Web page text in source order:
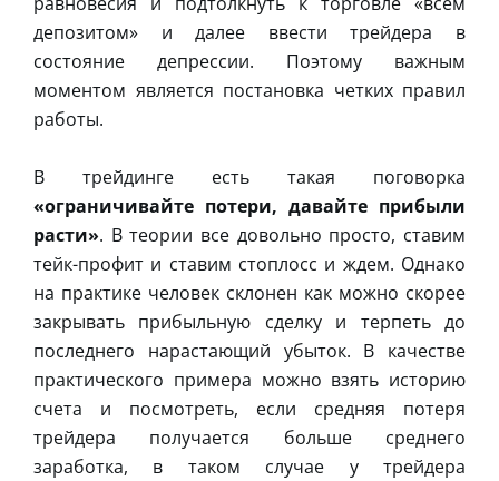
депозитом» и далее ввести трейдера в
состояние депрессии. Поэтому важным
моментом является постановка четких правил
работы.
В трейдинге есть такая поговорка
«ограничивайте потери, давайте прибыли
расти». В теории все довольно просто, ставим
тейк-профит и ставим стоплосс и ждем. Однако
на практике человек склонен как можно скорее
закрывать прибыльную сделку и терпеть до
последнего нарастающий убыток. В качестве
практического примера можно взять историю
счета и посмотреть, если средняя потеря
трейдера получается больше среднего
заработка, в таком случае у трейдера